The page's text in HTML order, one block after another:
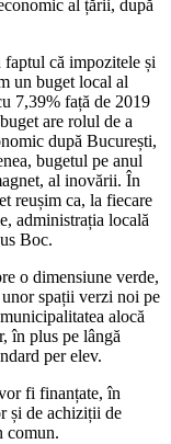
al țării, după
că impozitele și
un buget local al
7,39% față de 2019
are rolul de a
după București,
bugetul pe anul
al inovării. În
reușim ca, la fiecare
administrația locală
Boc.
o dimensiune verde,
spații verzi noi pe
alocă
în plus pe lângă
per elev.
fi finanțate, în
și de achiziții de
comun.